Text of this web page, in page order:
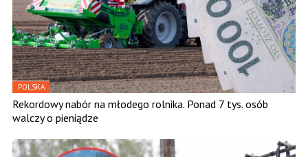
POLSKA
Rekordowy nabór na młodego rolnika. Ponad 7 tys. osób
walczy o pieniądze